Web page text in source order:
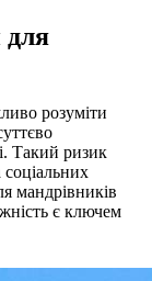
для
розуміти
Такий ризик
мандрівників
є ключем